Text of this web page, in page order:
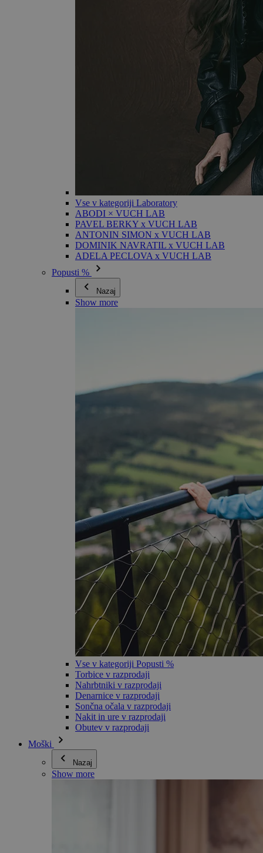
Vse v kategoriji Laboratory
ABODI × VUCH LAB
PAVEL BERKY x VUCH LAB
ANTONIN SIMON x VUCH LAB
DOMINIK NAVRATIL x VUCH LAB
ADELA PECLOVA x VUCH LAB
Popusti %
Nazaj
Show more
Vse v kategoriji Popusti %
Torbice v razprodaji
Nahrbtniki v razprodaji
Denarnice v razprodaji
Sončna očala v razprodaji
Nakit in ure v razprodaji
Obutev v razprodaji
Moški
Nazaj
Show more